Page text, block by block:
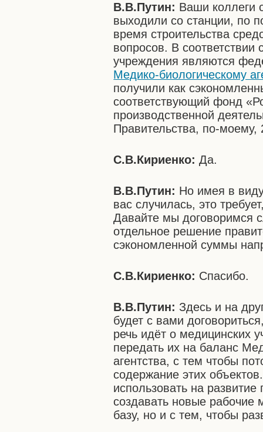
В.В.Путин: Ваши коллеги
выходили со станции, по
время строительства
вопросов. В
учреждения являются
Медико-биологическому
получили как
соответствующий фонд
производственной
Правительства, по-моему,
С.В.Кириенко:Да.
В.В.Путин: Но имея в
вас случилась, это
Давайте мы
отдельное решение
сэкономленной суммы
С.В.Кириенко: Спасибо.
В.В.Путин: Здесь и на
будет с вами
речь идёт о медицинских
передать их на баланс
агентства, с тем чтобы
содержание этих
использовать на
создавать новые рабочие
базу, но и с тем, чтобы